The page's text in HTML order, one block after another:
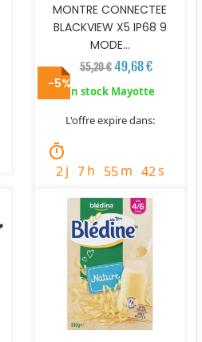
MONTRE CONNECTEE
BLACKVIEW X5 IP68 9
MODE...
55,20 € 49,68 €
En stock Mayotte
L'offre expire dans:
timer
2j 7h 55m 41s
-5%